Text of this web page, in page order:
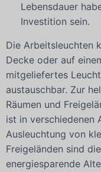
Lebensdauer
Investition sein.
Die Arbeitsleuchten
Decke oder auf
mitgeliefertes
austauschbar. Zur
Räumen und
ist in verschiedenen
Ausleuchtung von
Freigeländen sind
energiesparende